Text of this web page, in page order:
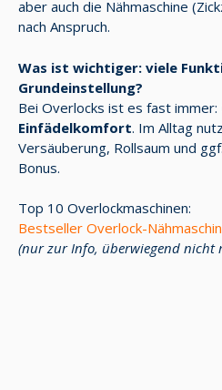
aber auch die Nähmaschine
nach Anspruch.
Was ist wichtiger: viele
Grundeinstellung?
Bei Overlocks ist es fast immer:
Einfädelkomfort. Im Alltag
Versäuberung, Rollsaum und
Bonus.
Top 10 Overlockmaschinen:
Bestseller Overlock-
(nur zur Info, überwiegend nicht